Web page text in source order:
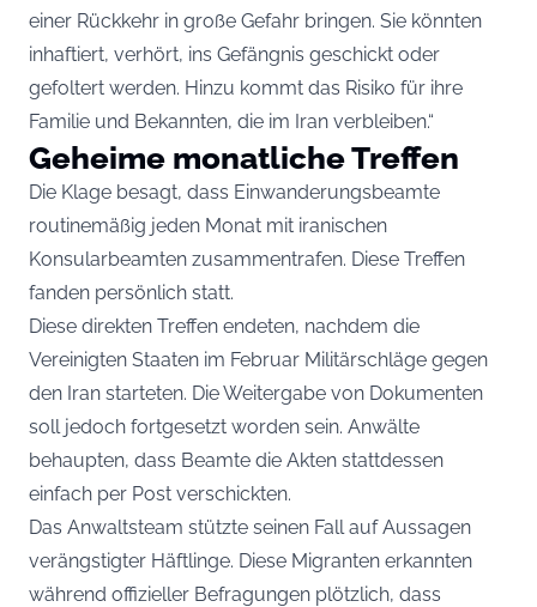
einer Rückkehr in große Gefahr bringen. Sie könnten
inhaftiert, verhört, ins Gefängnis geschickt oder
gefoltert werden. Hinzu kommt das Risiko für ihre
Familie und Bekannten, die im Iran verbleiben.“
Geheime monatliche Treffen
Die Klage besagt, dass Einwanderungsbeamte
routinemäßig jeden Monat mit iranischen
Konsularbeamten zusammentrafen. Diese Treffen
fanden persönlich statt.
Diese direkten Treffen endeten, nachdem die
Vereinigten Staaten im Februar Militärschläge gegen
den Iran starteten. Die Weitergabe von Dokumenten
soll jedoch fortgesetzt worden sein. Anwälte
behaupten, dass Beamte die Akten stattdessen
einfach per Post verschickten.
Das Anwaltsteam stützte seinen Fall auf Aussagen
verängstigter Häftlinge. Diese Migranten erkannten
während offizieller Befragungen plötzlich, dass